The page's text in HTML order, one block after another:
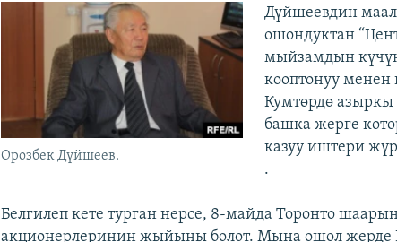
Орозбек Дүйшеев.
Дүйшеевдин
ошондуктан
мыйзамдын
кооптонуу менен
Кумтөрдө азыркы
башка жерге
казуу иштери
.
Белгилеп кете турган нерсе, 8-майда Торонто
акционерлеринин жыйыны болот. Мына ошол